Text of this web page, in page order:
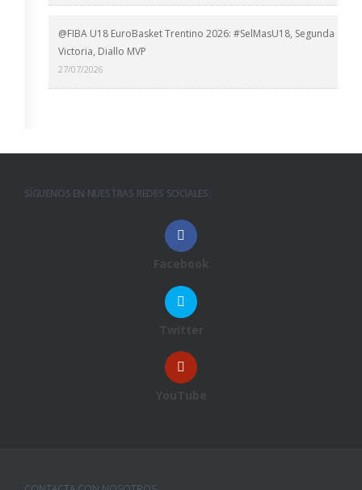
@FIBA U18 EuroBasket Trentino 2026: #SelMasU18, Segunda
Victoria, Diallo MVP
27/07/2026
SÍGUENOS EN NUESTRAS REDES SOCIALES:
Facebook
Twitter
YouTube